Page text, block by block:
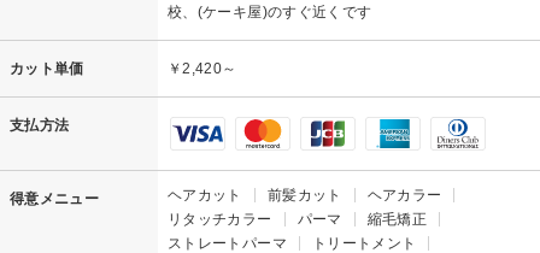
校、(ケーキ屋)のすぐ近くです
カット単価 ￥2,420～
支払方法
得意メニュー ヘアカット 前髪カット
ヘアカラー
リタッチカラー
パーマ
縮毛矯正
ストレートパーマ
トリートメント